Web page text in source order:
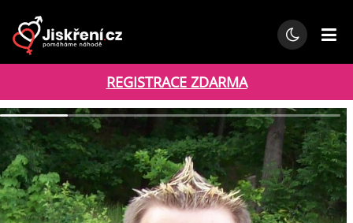
REGISTRACE ZDARMA